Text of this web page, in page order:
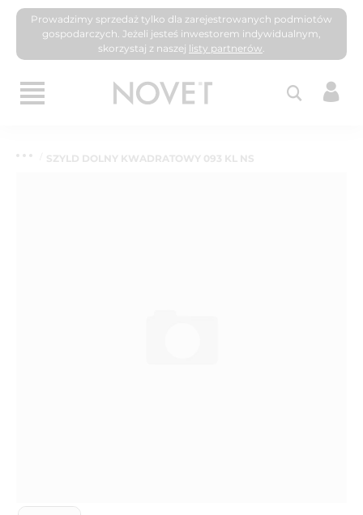
Prowadzimy sprzedaż tylko dla zarejestrowanych podmiotów
gospodarczych. Jeżeli jesteś inwestorem indywidualnym,
skorzystaj z naszej listy partnerów.
SZYLD DOLNY KWADRATOWY 093 KL NS